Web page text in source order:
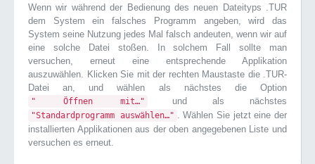
Wenn wir während der Bedienung des neuen Dateityps .TUR
dem System ein falsches Programm angeben, wird das
System seine Nutzung jedes Mal falsch andeuten, wenn wir auf
eine solche Datei stoßen. In solchem Fall sollte man
versuchen, erneut eine entsprechende Applikation
auszuwählen. Klicken Sie mit der rechten Maustaste die .TUR-
Datei an, und wählen als nächstes die Option
" Öffnen mit…" und als nächstes
"Standardprogramm auswählen…" . Wählen Sie jetzt eine der
installierten Applikationen aus der oben angegebenen Liste und
versuchen es erneut.